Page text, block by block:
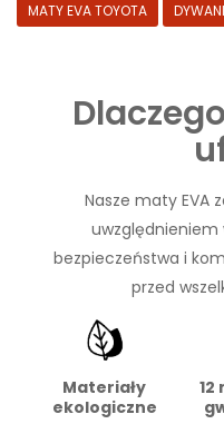
MATY EVA TOYOTA
Nasze maty EVA
bezpieczeństwa i
przed
Materiały
ekologiczne
12